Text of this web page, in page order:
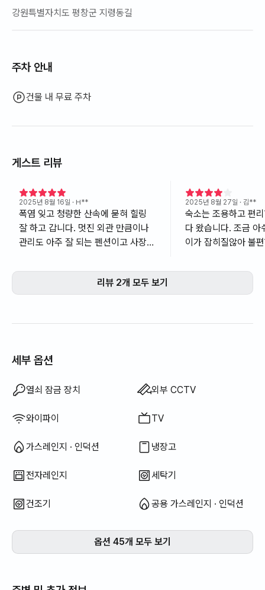
강원특별자치도 평창군 지령동길
주차 안내
건물 내 무료 주차
게스트 리뷰
2025년 8월 16일 · H**
폭염 잊고 청량한 산속에 묻혀 힐링
잘 하고 갑니다. 멋진 외관 만큼이나
관리도 아주 잘 되는 펜션이고 사장님
입니다. 기회되면 또 오고 싶어요
2025년 8월 27일 · 김**
숙소는 조용하고 편
다 왔습니다. 조금 아
이가 잡히질않아 불
움이 남네요.우리숙
리뷰 2개 모두 보기
세부 옵션
열쇠 잠금 장치 외부 CCTV
와이파이 TV
가스레인지 · 인덕션 냉장고
전자레인지 세탁기
건조기 공용 가스레인지 · 인덕션
공용 냉장고
공용 전자레인지
공용 세탁기
공용 건조기
침구류 제공
에어컨
식탁 및 의자
옷장
소파
이용 불가:
디지털 도어락
이용 불가:
경비실 · 경비원
이용 불가:
소화기
이용 불가:
추가 침구류 가능
이용 불가:
보일러 (도시가스)
이용 불가:
사무용 책상
욕조
드라이기
바디워시
샴푸 · 린스
비누
화장지
치약
수건
암막 커튼
쓰레기 봉투
행주
수세미
전기 주전자
조리 도구 (도마, 칼, 가위 등)
냄비 · 후라이팬
기본 식기 (그릇, 컵 등)
야외 바베큐 시설
수영장
테라스
좌식 식탁
소파베드
선풍기
전기보일러
기름(등유) 난방
LPG 가스
빨래 건조대
이용 불가: 비데
이용 불가: 필터 샤워기
이용 불가: 칫솔
이용 불가: 토퍼 · 접이식 매트리스
이용 불가: 블라인드
이용 불가: 빗자루
이용 불가: 세탁 세제
이용 불가: 섬유 유연제
이용 불가: 식기 세정제
이용 불가: 음식물 쓰레기 봉투
이용 불가: 청소기
이용 불가: 전기 밥솥
이용 불가: 엘리베이터
이용 불가: 무료 피트니스
이용 불가: 무료 공용 사우나
이용 불가: 스파 · 월풀
이용 불가: 자쿠지 · 히노끼탕
이용 불가: 행거
이용 불가: 신재생 에너지
이용 불가: 빔프로젝터
이용 불가: 유선 인터넷
이용 불가: 다리미
이용 불가: 세탁건조기 일체형
옵션 45개 모두 보기